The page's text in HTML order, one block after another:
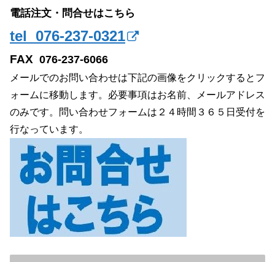
電話注文・問合せはこちら
tel 076-237-0321
FAX 076-237-6066
メールでのお問い合わせは下記の画像をクリックするとフ
ォームに移動します。必要事項はお名前、メールアドレス
のみです。問い合わせフォームは２４時間３６５日受付を
行なっています。